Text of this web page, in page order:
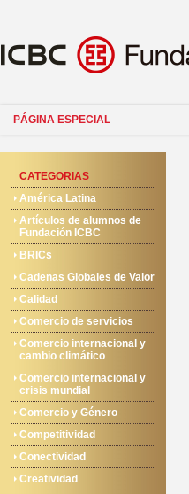
PÁGINA ESPECIAL
CATEGORIAS
América Latina
Artículos de alumnos de
Fundación ICBC
BRICs
Cadenas Globales de Valor
Calidad
Comercio de servicios
Comercio internacional y
cambio climático
Comercio internacional y
crisis mundial
Comercio y Género
Competitividad
Conectividad
Creatividad